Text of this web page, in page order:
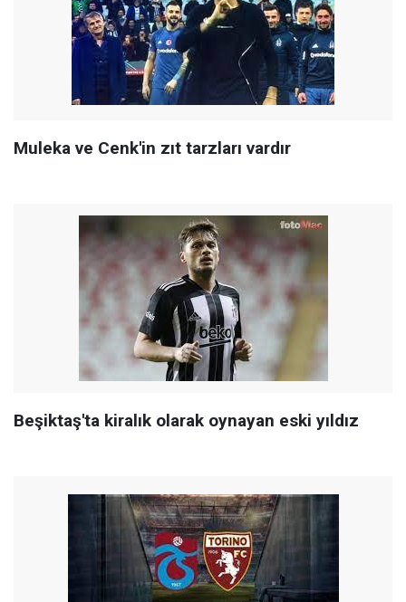
Muleka ve Cenk'in zıt tarzları vardır
Beşiktaş'ta kiralık olarak oynayan eski yıldız